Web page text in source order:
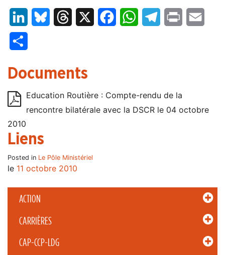
ACTION
CARRIÈRES
CAP-CCP-LDG
LinkedInBluesky Threads FacebookWhatsAppTelegram
Print
Documents
Education Routière : Compte-rendu de la
rencontre bilatérale avec la DSCR le 04 octobre
2010
Liens
Posted in Le Pôle Ministériel
le 11 octobre 2010